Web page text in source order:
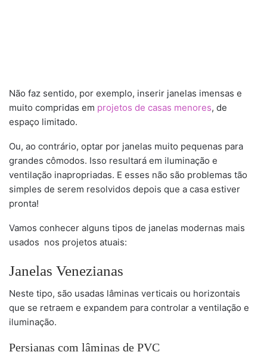
Não faz sentido, por exemplo, inserir janelas imensas e
muito compridas em projetos de casas menores, de
espaço limitado.
Ou, ao contrário, optar por janelas muito pequenas para
grandes cômodos. Isso resultará em iluminação e
ventilação inapropriadas. E esses não são problemas tão
simples de serem resolvidos depois que a casa estiver
pronta!
Vamos conhecer alguns tipos de janelas modernas mais
usados nos projetos atuais:
Janelas Venezianas
Neste tipo, são usadas lâminas verticais ou horizontais
que se retraem e expandem para controlar a ventilação e
iluminação.
Persianas com lâminas de PVC